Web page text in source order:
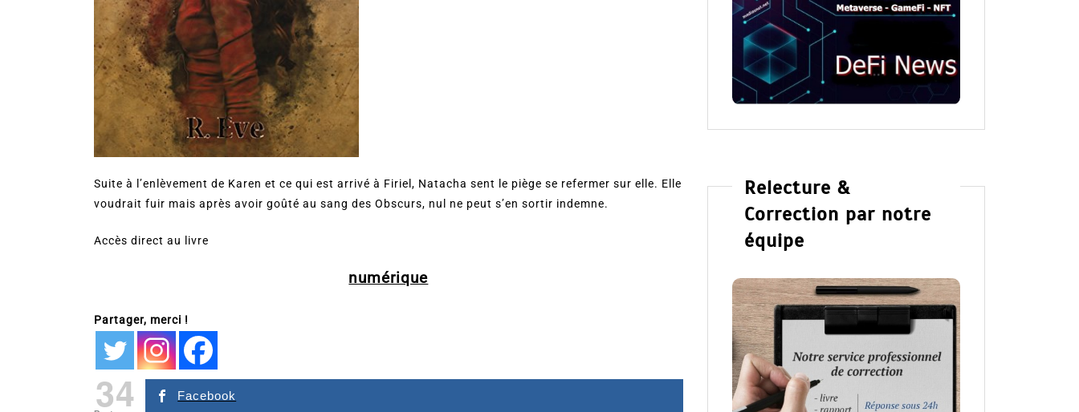
Suite à l’enlèvement de Karen et ce qui est arrivé à Firiel, Natacha sent le piège se refermer sur elle. Elle
voudrait fuir mais après avoir goûté au sang des Obscurs, nul ne peut s’en sortir indemne.
Accès direct au livre
numérique
Partager, merci !
34 Facebook
Relecture &
Correction par notre
équipe